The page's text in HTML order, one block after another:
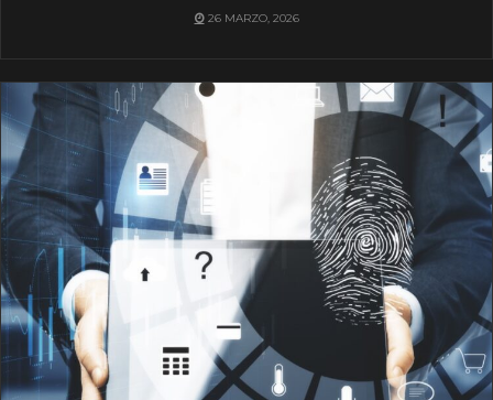
26 MARZO, 2026